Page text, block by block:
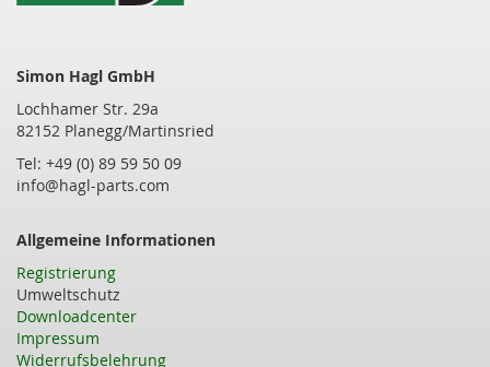
Simon Hagl GmbH
Lochhamer Str. 29a
82152 Planegg/Martinsried
Tel: +49 (0) 89 59 50 09
info@hagl-parts.com
Allgemeine Informationen
Registrierung
Umweltschutz
Downloadcenter
Impressum
Widerrufsbelehrung